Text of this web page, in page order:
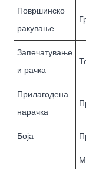
Површинско
ракување
Запечатување
и рачка
Прилагодена
нарачка
Боја